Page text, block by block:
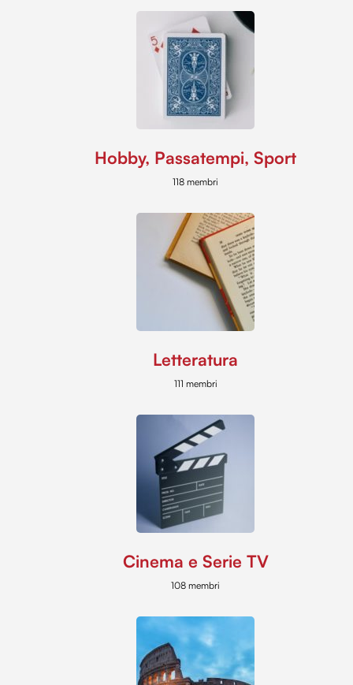
Hobby, Passatempi, Sport
118 membri
Letteratura
111 membri
Cinema e Serie TV
108 membri